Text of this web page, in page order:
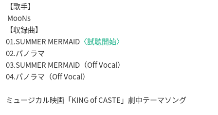
【歌手】
MooNs
【収録曲】
01.SUMMER MERMAID 〈試聴開始〉
02.パノラマ
03.SUMMER MERMAID（Off Vocal）
04.パノラマ（Off Vocal）
ミュージカル映画「KING of CASTE」劇中テーマソング